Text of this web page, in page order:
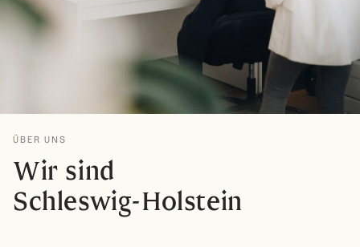
ÜBER UNS
Wir sind
Schleswig-Holstein